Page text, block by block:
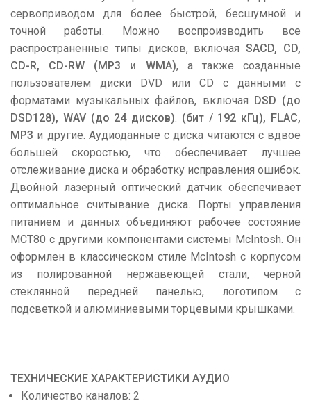
сервоприводом для более быстрой, бесшумной и
точной работы. Можно воспроизводить все
распространенные типы дисков, включаяSACD, CD,
CD-R, CD-RW (MP3 и WMA), а также созданные
пользователем диски DVD или CD с данными с
форматами музыкальных файлов, включая DSD (до
DSD128), WAV (до 24 дисков). (бит / 192 кГц), FLAC,
MP3 и другие. Аудиоданные с диска читаются с вдвое
большей скоростью, что обеспечивает лучшее
отслеживание диска и обработку исправления ошибок.
Двойной лазерный оптический датчик обеспечивает
оптимальное считывание диска. Порты управления
питанием и данных объединяют рабочее состояние
MCT80 с другими компонентами системы McIntosh. Он
оформлен в классическом стиле McIntosh с корпусом
из полированной нержавеющей стали, черной
стеклянной передней панелью, логотипом с
подсветкой и алюминиевыми торцевыми крышками.
ТЕХНИЧЕСКИЕ ХАРАКТЕРИСТИКИ АУДИО
Количество каналов: 2